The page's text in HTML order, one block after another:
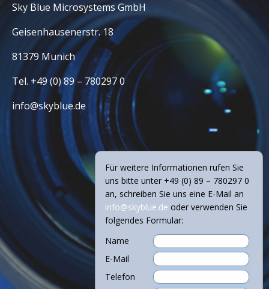
Sky Blue Microsystems GmbH
Geisenhausenerstr. 18
81379 Munich
Tel. +49 (0) 89 – 780297 0
info@skyblue.de
Für weitere Informationen rufen Sie
uns bitte unter +49 (0) 89 – 780297 0
an, schreiben Sie uns eine E-Mail an
info@skyblue.de oder verwenden Sie
folgendes Formular:
Name
E-Mail
Telefon